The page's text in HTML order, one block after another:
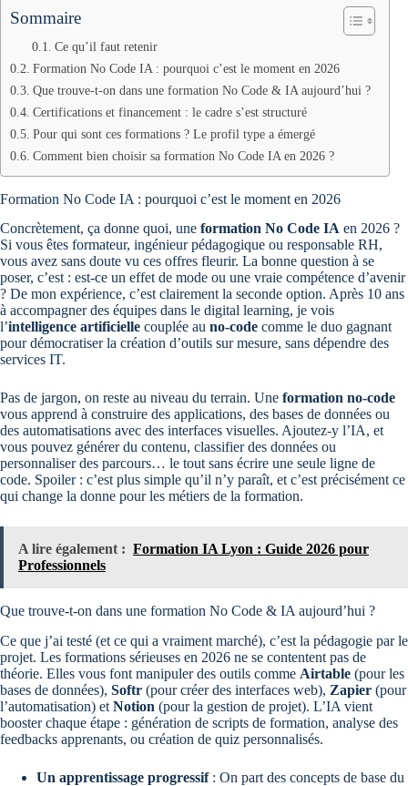
Sommaire
Ce qu’il faut retenir
Formation No Code IA : pourquoi c’est le moment en 2026
Que trouve-t-on dans une formation No Code & IA aujourd’hui ?
Certifications et financement : le cadre s’est structuré
Pour qui sont ces formations ? Le profil type a émergé
Comment bien choisir sa formation No Code IA en 2026 ?
Formation No Code IA : pourquoi c’est le moment en 2026
Concrètement, ça donne quoi, une formation No Code IA en 2026 ?
Si vous êtes formateur, ingénieur pédagogique ou responsable RH,
vous avez sans doute vu ces offres fleurir. La bonne question à se
poser, c’est : est-ce un effet de mode ou une vraie compétence d’avenir
? De mon expérience, c’est clairement la seconde option. Après 10 ans
à accompagner des équipes dans le digital learning, je vois
l’intelligence artificielle couplée au no-code comme le duo gagnant
pour démocratiser la création d’outils sur mesure, sans dépendre des
services IT.
Pas de jargon, on reste au niveau du terrain. Une formation no-code
vous apprend à construire des applications, des bases de données ou
des automatisations avec des interfaces visuelles. Ajoutez-y l’IA, et
vous pouvez générer du contenu, classifier des données ou
personnaliser des parcours… le tout sans écrire une seule ligne de
code. Spoiler : c’est plus simple qu’il n’y paraît, et c’est précisément ce
qui change la donne pour les métiers de la formation.
A lire également : Formation IA Lyon : Guide 2026 pour
Professionnels
Que trouve-t-on dans une formation No Code & IA aujourd’hui ?
Ce que j’ai testé (et ce qui a vraiment marché), c’est la pédagogie par le
projet. Les formations sérieuses en 2026 ne se contentent pas de
théorie. Elles vous font manipuler des outils comme Airtable (pour les
bases de données), Softr (pour créer des interfaces web), Zapier (pour
l’automatisation) et Notion (pour la gestion de projet). L’IA vient
booster chaque étape : génération de scripts de formation, analyse des
feedbacks apprenants, ou création de quiz personnalisés.
Un apprentissage progressif: On part des concepts de base du